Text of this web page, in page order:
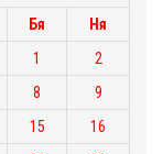
Бя
Ня
1
2
8
9
15
16